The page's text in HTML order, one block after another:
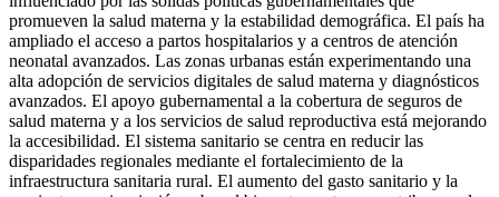
promueven la salud materna y la estabilidad demográfica. El país ha
ampliado el acceso a partos hospitalarios y a centros de atención
neonatal avanzados. Las zonas urbanas están experimentando una
alta adopción de servicios digitales de salud materna y diagnósticos
avanzados. El apoyo gubernamental a la cobertura de seguros de
salud materna y a los servicios de salud reproductiva está mejorando
la accesibilidad. El sistema sanitario se centra en reducir las
disparidades regionales mediante el fortalecimiento de la
infraestructura sanitaria rural. El aumento del gasto sanitario y la